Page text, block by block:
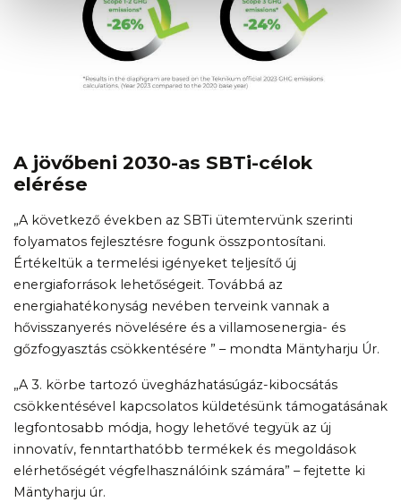
A jövőbeni 2030-as SBTi-célok
elérése
„A következő években az SBTi ütemtervünk szerinti
folyamatos fejlesztésre fogunk összpontosítani.
Értékeltük a termelési igényeket teljesítő új
energiaforrások lehetőségeit. Továbbá az
energiahatékonyság nevében terveink vannak a
hővisszanyerés növelésére és a villamosenergia- és
gőzfogyasztás csökkentésére ” – mondta Mäntyharju Úr.
„A 3. körbe tartozó üvegházhatásúgáz-kibocsátás
csökkentésével kapcsolatos küldetésünk támogatásának
legfontosabb módja, hogy lehetővé tegyük az új
innovatív, fenntarthatóbb termékek és megoldások
elérhetőségét végfelhasználóink számára” – fejtette ki
Mäntyharju úr.